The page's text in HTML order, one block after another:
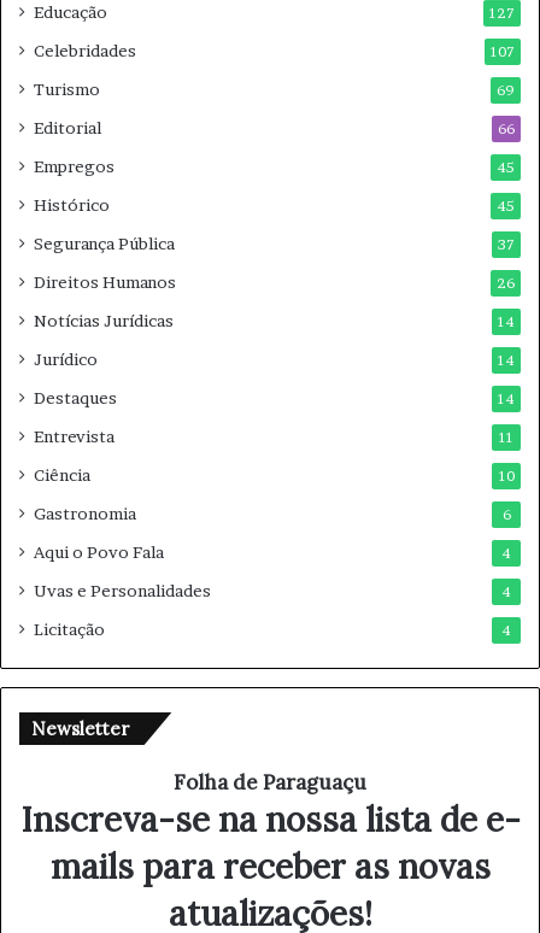
Educação 127
Celebridades 107
Turismo 69
Editorial 66
Empregos 45
Histórico 45
Segurança Pública 37
Direitos Humanos 26
Notícias Jurídicas 14
Jurídico 14
Destaques 14
Entrevista 11
Ciência 10
Gastronomia 6
Aqui o Povo Fala 4
Uvas e Personalidades 4
Licitação 4
Newsletter
Folha de Paraguaçu
Inscreva-se na nossa lista de e-
mails para receber as novas
atualizações!